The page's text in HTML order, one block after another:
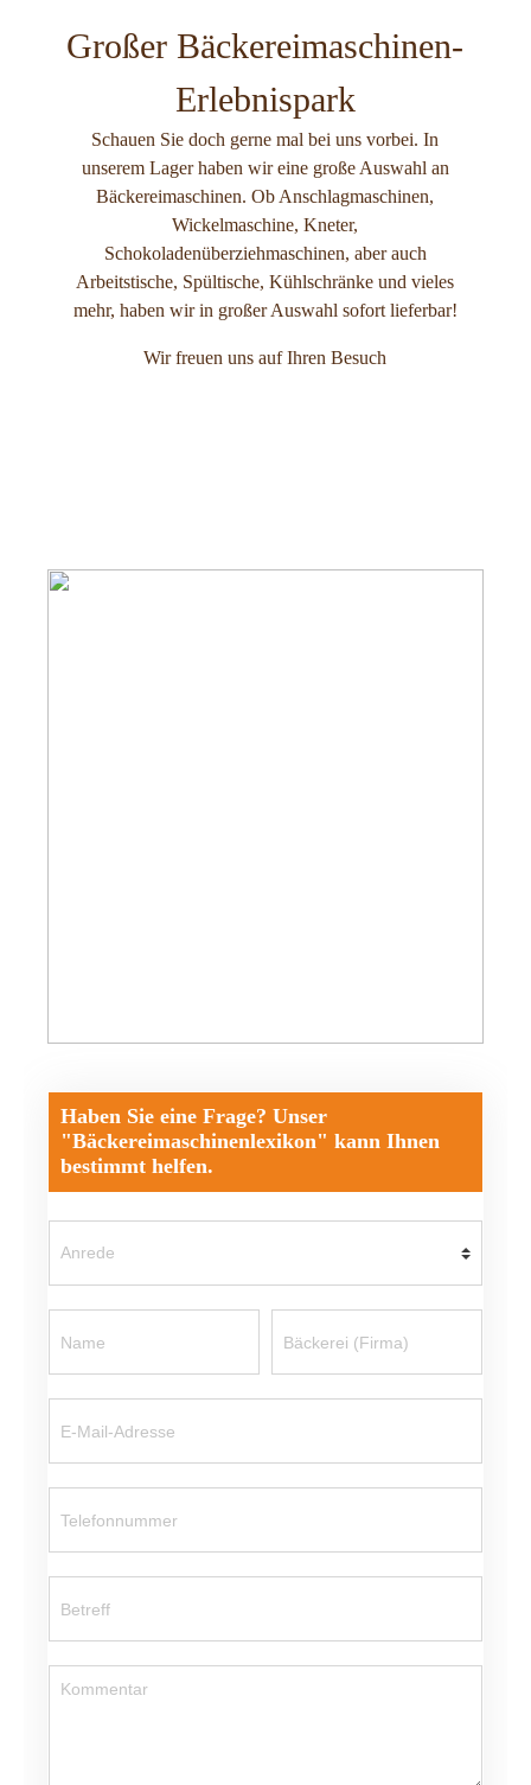
Großer Bäckereimaschinen-
Erlebnispark
Schauen Sie doch gerne mal bei uns vorbei. In
unserem Lager haben wir eine große Auswahl an
Bäckereimaschinen. Ob Anschlagmaschinen,
Wickelmaschine, Kneter,
Schokoladenüberziehmaschinen, aber auch
Arbeitstische, Spültische, Kühlschränke und vieles
mehr, haben wir in großer Auswahl sofort lieferbar!
Wir freuen uns auf Ihren Besuch
Haben Sie eine Frage? Unser
"Bäckereimaschinenlexikon" kann Ihnen
bestimmt helfen.